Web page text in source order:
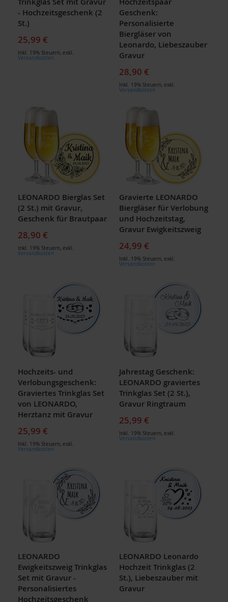
- Hochzeitsgeschenk (2
St.)
25,99 €
Inkl. 19% Steuern, exkl.
Versandkosten
Geschenk:
Personalisierte
Biergläser von
Leonardo, Liebeszauber
Gravur
28,90 €
Inkl. 19% Steuern, exkl.
Versandkosten
LEONARDO Bierglas Set
(2 St.) mit Gravur,
Geschenk für Brautpaar
28,90 €
Inkl. 19% Steuern, exkl.
Versandkosten
Gravierte LEONARDO
Biergläser für Verlobung
und Hochzeitstag,
Gravur Ewigkeitszweig
24,99 €
Inkl. 19% Steuern, exkl.
Versandkosten
Hochzeits- und
Verlobungsgeschenk:
Graviertes Trinkglas Set
von LEONARDO,
Herztanz mit Gravur
25,99 €
Inkl. 19% Steuern, exkl.
Versandkosten
Jahrestag Geschenk:
LEONARDO graviertes
Trinkglas Set (2 St.),
Gravur Ringtraum
25,99 €
Inkl. 19% Steuern, exkl.
Versandkosten
LEONARDO
Ewigkeitszweig Trinkglas
Set mit Gravur -
Personalisiertes
Hochzeitsgeschenk
LEONARDO Leonardo
Hochzeit Trinkglas (2
St.), Liebeszauber mit
Gravur